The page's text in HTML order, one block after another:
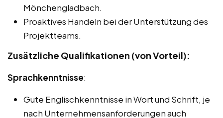
Mönchengladbach.
Proaktives Handeln bei der Unterstützung des
Projektteams.
Zusätzliche Qualifikationen (von Vorteil):
Sprachkenntnisse:
Gute Englischkenntnisse in Wort und Schrift, je
nach Unternehmensanforderungen auch